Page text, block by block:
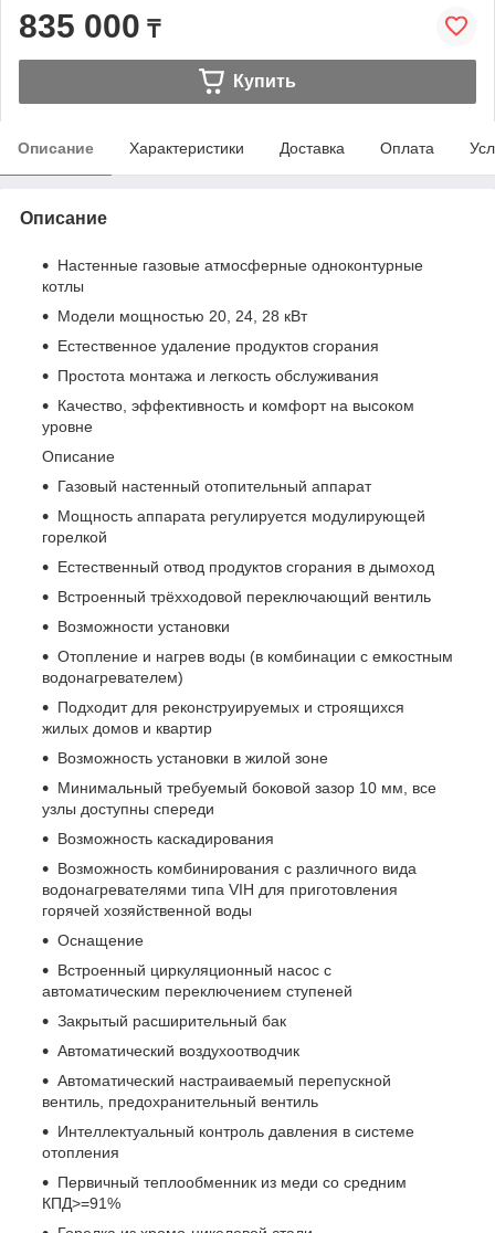
835 000 ₸
Купить
Описание Характеристики Доставка Оплата
Описание
Настенные газовые атмосферные одноконтурные
котлы
Модели мощностью 20, 24, 28 кВт
Естественное удаление продуктов сгорания
Простота монтажа и легкость обслуживания
Качество, эффективность и комфорт на высоком
уровне
Описание
Газовый настенный отопительный аппарат
Мощность аппарата регулируется модулирующей
горелкой
Естественный отвод продуктов сгорания в дымоход
Встроенный трёхходовой переключающий вентиль
Возможности установки
Отопление и нагрев воды (в комбинации с емкостным
водонагревателем)
Подходит для реконструируемых и строящихся
жилых домов и квартир
Возможность установки в жилой зоне
Минимальный требуемый боковой зазор 10 мм, все
узлы доступны спереди
Возможность каскадирования
Возможность комбинирования с различного вида
водонагревателями типа VIH для приготовления
горячей хозяйственной воды
Оснащение
Встроенный циркуляционный насос с
автоматическим переключением ступеней
Закрытый расширительный бак
Автоматический воздухоотводчик
Автоматический настраиваемый перепускной
вентиль, предохранительный вентиль
Интеллектуальный контроль давления в системе
отопления
Первичный теплообменник из меди со средним
КПД>=91%